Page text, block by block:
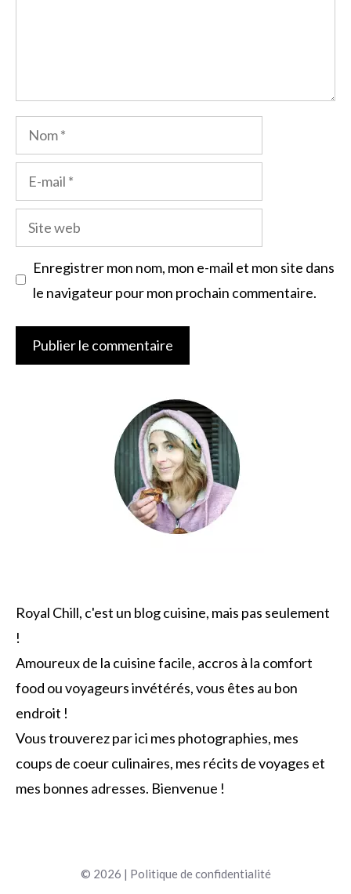
Nom
mail
Site
web
Enregistrer mon nom, mon e-mail et mon site dans
le navigateur pour mon prochain commentaire.
Royal Chill, c'est un blog cuisine, mais pas seulement
!
Amoureux de la cuisine facile, accros à la comfort
food ou voyageurs invétérés, vous êtes au bon
endroit !
Vous trouverez par ici mes photographies, mes
coups de coeur culinaires, mes récits de voyages et
mes bonnes adresses. Bienvenue !
© 2026 | Politique de confidentialité